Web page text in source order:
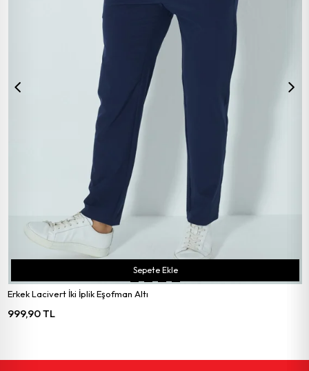
Erkek Lacivert İki İplik Eşofman Altı
999,90 TL
Sepete Ekle